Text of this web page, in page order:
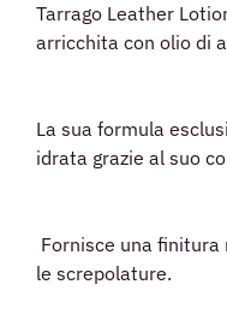
Tarrago Leather
arricchita con olio di
La sua formula
idrata grazie al suo
Fornisce una
le screpolature.